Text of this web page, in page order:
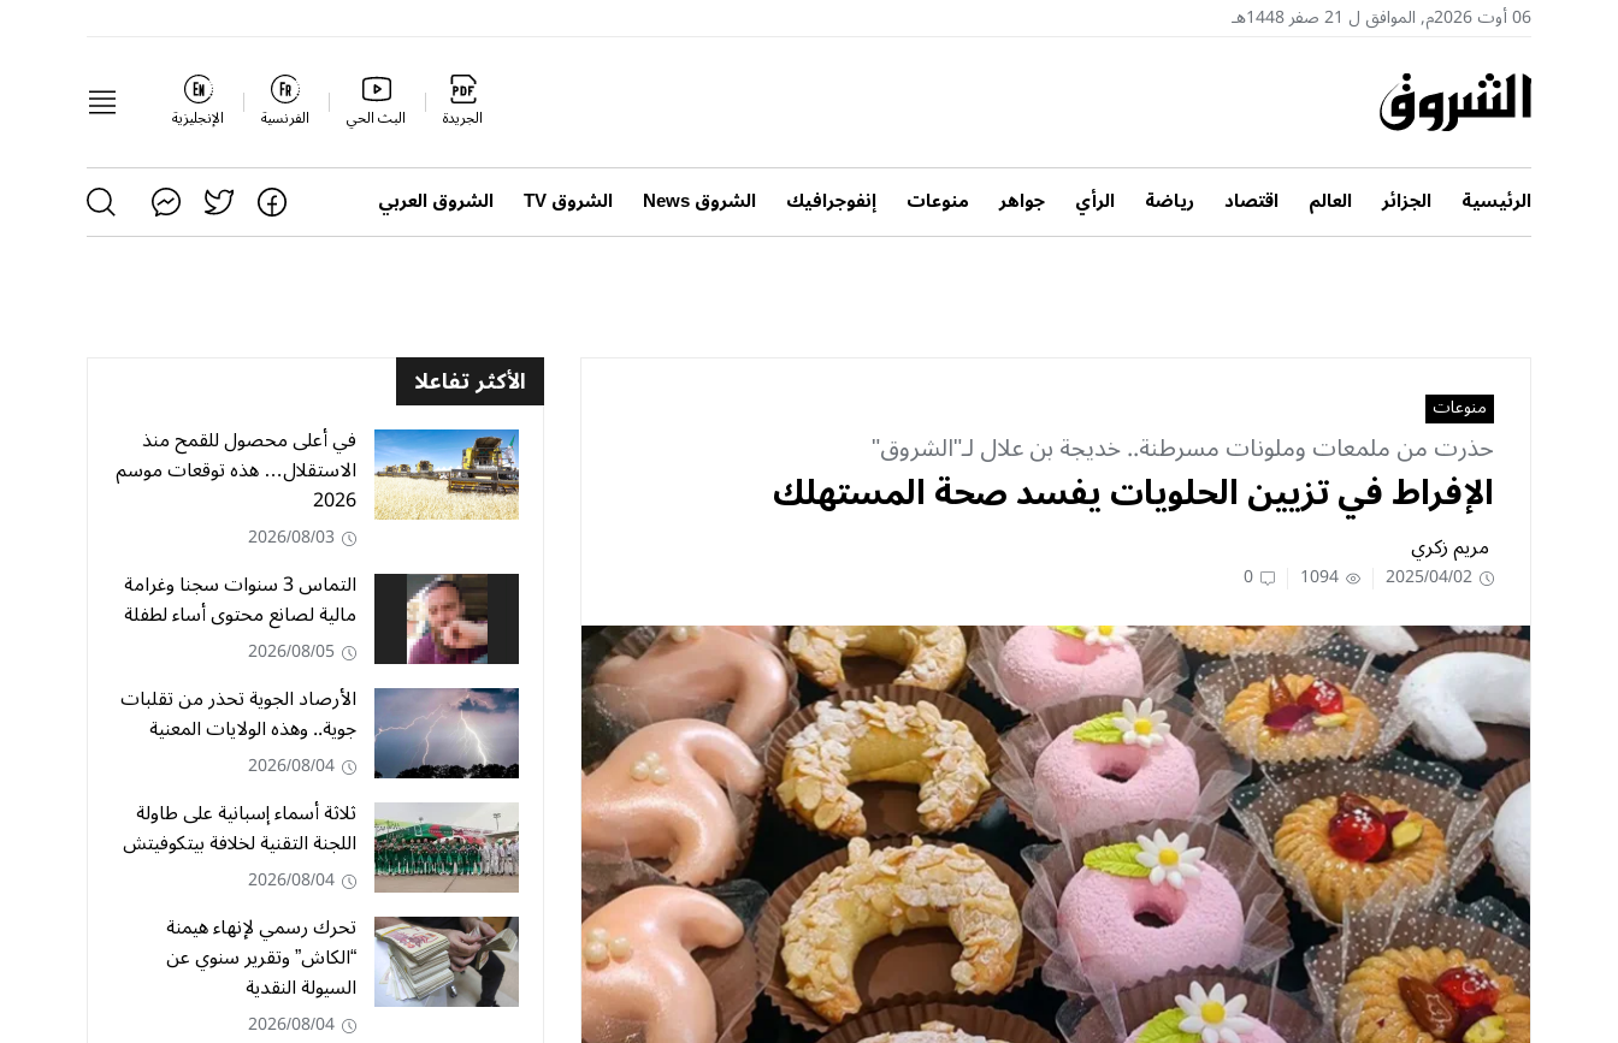
06 أوت 2026م, الموافق ل 21 صفر 1448هـ
الجريدة البث الحي الفرنسية الإنجليزية
الرئيسية الجزائر العالم اقتصاد رياضة الرأي جواهر منوعات إنفوجرافيك الشروق News الشروق TV الشروق العربي
منوعات
حذرت من ملمعات وملونات مسرطنة.. خديجة بن علال لـ"الشروق"
الإفراط في تزيين الحلويات يفسد صحة المستهلك
مريم زكري
2025/04/02
1094
0
الأكثر تفاعلا
في أعلى محصول للقمح منذ
الاستقلال… هذه توقعات موسم
2026
2026/08/03
التماس 3 سنوات سجنا وغرامة
مالية لصانع محتوى أساء لطفلة
2026/08/05
الأرصاد الجوية تحذر من تقلبات
جوية.. وهذه الولايات المعنية
2026/08/04
ثلاثة أسماء إسبانية على طاولة
اللجنة التقنية لخلافة بيتكوفيتش
2026/08/04
تحرك رسمي لإنهاء هيمنة
“الكاش” وتقرير سنوي عن
السيولة النقدية
2026/08/04